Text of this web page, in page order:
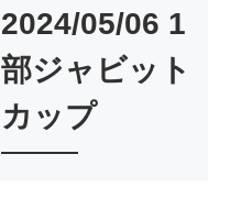
2024/05/06 1
部ジャビット
カップ